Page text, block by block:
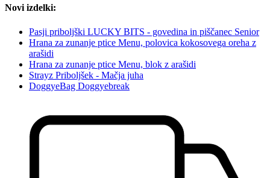
Novi izdelki:
Pasji priboljški LUCKY BITS - govedina in piščanec Senior
Hrana za zunanje ptice Menu, polovica kokosovega oreha z
arašidi
Hrana za zunanje ptice Menu, blok z arašidi
Strayz Priboljšek - Mačja juha
DoggyeBag Doggyebreak